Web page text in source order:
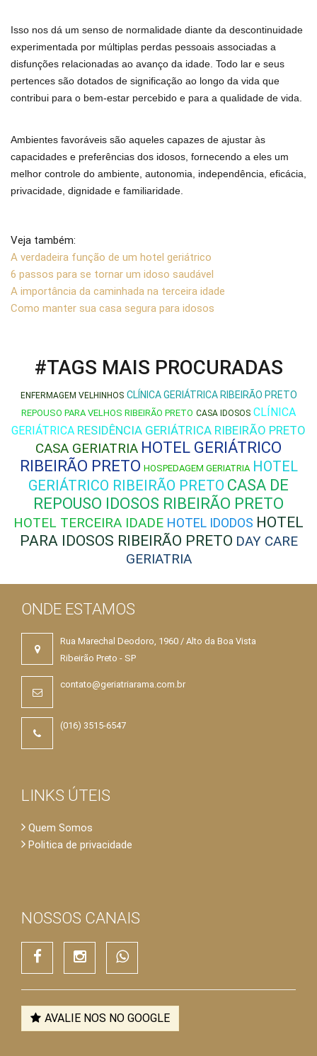
Isso nos dá um senso de normalidade diante da descontinuidade
experimentada por múltiplas perdas pessoais associadas a
disfunções relacionadas ao avanço da idade. Todo lar e seus
pertences são dotados de significação ao longo da vida que
contribui para o bem-estar percebido e para a qualidade de vida.
Ambientes favoráveis são aqueles capazes de ajustar às
capacidades e preferências dos idosos, fornecendo a eles um
melhor controle do ambiente, autonomia, independência, eficácia,
privacidade, dignidade e familiaridade.
Veja também:
A verdadeira função de um hotel geriátrico
6 passos para se tornar um idoso saudável
A importância da caminhada na terceira idade
Como manter sua casa segura para idosos
#TAGS MAIS PROCURADAS
ENFERMAGEM VELHINHOS CLÍNICA GERIÁTRICA RIBEIRÃO PRETO
REPOUSO PARA VELHOS RIBEIRÃO PRETO CASA IDOSOS CLÍNICA
GERIÁTRICA RESIDÊNCIA GERIÁTRICA RIBEIRÃO PRETO
CASA GERIATRIA HOTEL GERIÁTRICO
RIBEIRÃO PRETO HOSPEDAGEM GERIATRIA HOTEL
GERIÁTRICO RIBEIRÃO PRETO CASA DE
REPOUSO IDOSOS RIBEIRÃO PRETO
HOTEL TERCEIRA IDADE HOTEL IDODOS HOTEL
PARA IDOSOS RIBEIRÃO PRETO DAY CARE
GERIATRIA
ONDE ESTAMOS
Rua Marechal Deodoro, 1960 / Alto da Boa Vista
Ribeirão Preto - SP
contato@geriatriarama.com.br
(016) 3515-6547
LINKS ÚTEIS
Quem Somos
Politica de privacidade
NOSSOS CANAIS
AVALIE NOS NO GOOGLE